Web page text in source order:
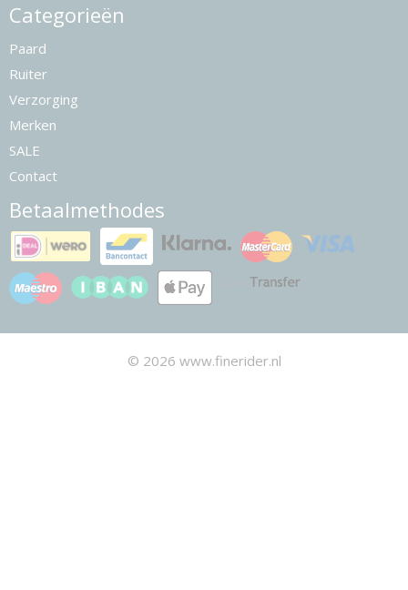
Categorieën
Paard
Ruiter
Verzorging
Merken
SALE
Contact
Betaalmethodes
© 2026 www.finerider.nl